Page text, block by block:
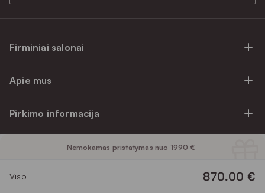
Nemokamas pristatymas nuo 1990 €
Viso 870.00 €
Firminiai salonai
Firminiai salonai Klaipėdoje
Prekių atsiėmimo punktai
Apie mus
Kontaktai
Pirkimo informacija
Privatumo politika
Apmokėjimo sąlygos
Prekių priežiūra ir garantija